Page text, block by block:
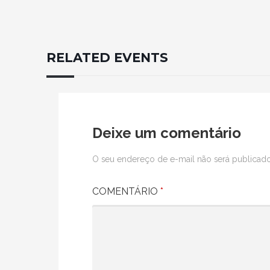
RELATED EVENTS
Deixe um comentário
O seu endereço de e-mail não será
COMENTÁRIO *